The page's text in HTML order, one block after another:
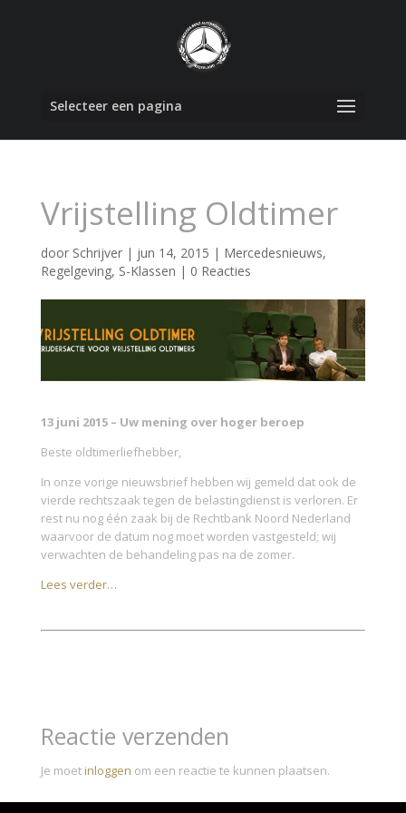
Selecteer een pagina
Vrijstelling Oldtimer
door Schrijver| jun 14, 2015 | Mercedesnieuws,
Regelgeving, S-Klassen | 0 Reacties
13 juni 2015 – Uw mening over hoger beroep
Beste oldtimerliefhebber,
In onze vorige nieuwsbrief hebben wij gemeld dat ook de
vierde rechtszaak tegen de belastingdienst is verloren. Er
rest nu nog één zaak bij de Rechtbank Noord Nederland
waarvoor de datum nog moet worden vastgesteld; wij
verwachten de behandeling pas na de zomer.
Lees verder…
Reactie verzenden
Je moetinloggen om een reactie te kunnen plaatsen.